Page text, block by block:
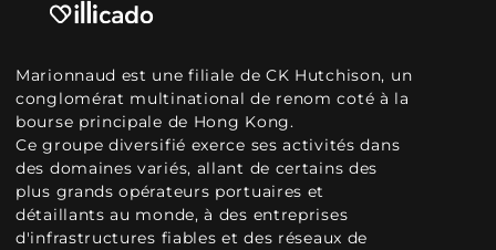
Marionnaud est une filiale de CK Hutchison, un
conglomérat multinational de renom coté à la
bourse principale de Hong Kong.
Ce groupe diversifié exerce ses activités dans
des domaines variés, allant de certains des
plus grands opérateurs portuaires et
détaillants au monde, à des entreprises
d'infrastructures fiables et des réseaux de